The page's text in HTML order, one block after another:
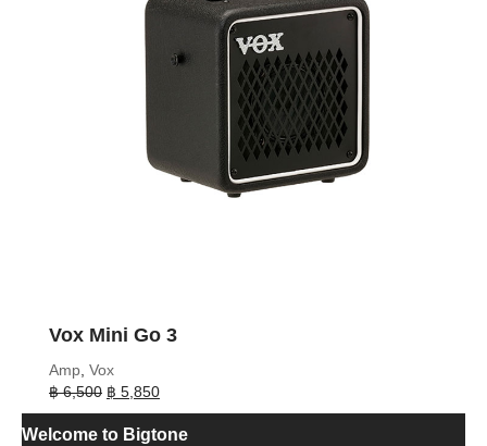
Vox Mini Go 3
Amp Vox
฿6,500 Original
price
was:
฿ 5,850Current
price
is:
Welcome to Bigtone